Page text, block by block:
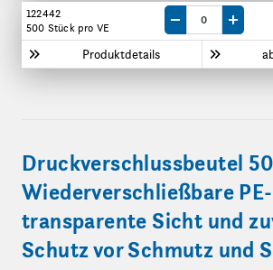
122442
500 Stückpro VE
Produktdetails
Menge um eine VE
Menge
Druckverschlussbeutel
Wiederverschließbare
transparente Sicht und
Schutz vor Schmutz und